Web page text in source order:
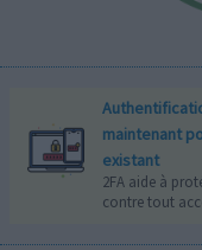
maintenant
existant
2FA aide à
contre tout